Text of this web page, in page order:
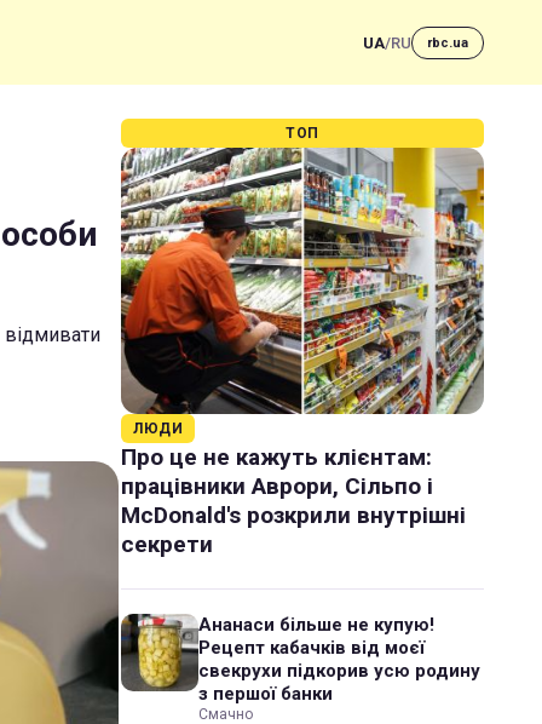
UA/RU rbc.ua
ТОП
ЛЮДИ
Про це не кажуть клієнтам:
працівники Аврори, Сільпо і
McDonald's розкрили внутрішні
секрети
Ананаси більше не купую!
Рецепт кабачків від моєї
свекрухи підкорив усю родину
з першої банки
Смачно